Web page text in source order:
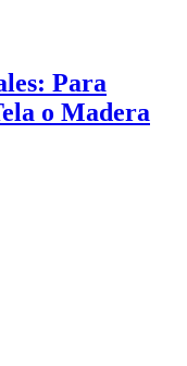
Para
o Madera